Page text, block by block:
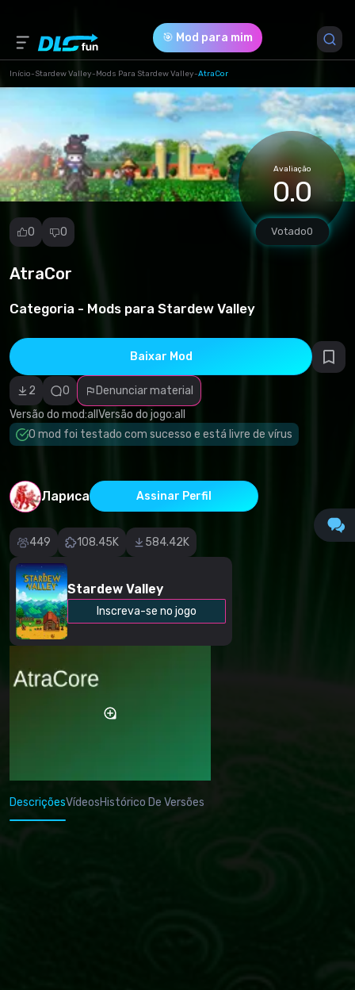
🎯 Mod para mim
Início-Stardew Valley-Mods Para Stardew Valley-AtraCor
Avaliação
0.0
Votado0
0 0
AtraCor
Categoria - Mods para Stardew Valley
Baixar Mod
2 0
Denunciar material
Versão do mod:all Versão do jogo:all
O mod foi testado com sucesso e está livre de vírus
Лариса Assinar Perfil
449 108.45K 584.42K
Stardew Valley
Inscreva-se no jogo
Denunciar
incorreta
Software
malicioso/vírus
Conteúdo não
funcional
Descrição
DescriçõesVídeosHistórico De Versões
all (AtraCore-12932-0-2-3-1694959613.zip)
Download (504.41 Kb)